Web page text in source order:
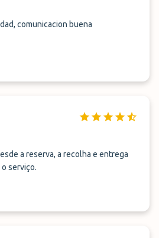
comunicacion buena
a reserva, a recolha e entrega
serviço.